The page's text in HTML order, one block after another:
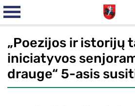
„Poezijos ir istorijų
iniciatyvos
drauge“ 5-asis